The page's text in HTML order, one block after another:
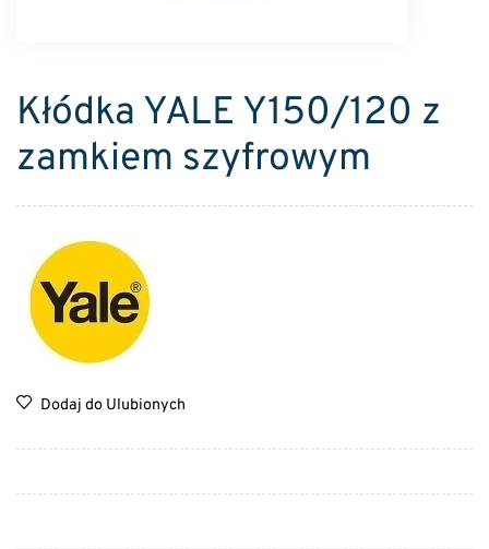
Kłódka YALE Y150/120 z
zamkiem szyfrowym
Dodaj do Ulubionych